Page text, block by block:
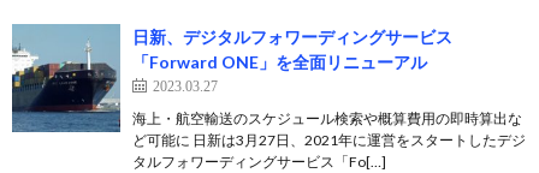
日新、デジタルフォワーディングサービス
「Forward ONE」を全面リニューアル
2023.03.27
海上・航空輸送のスケジュール検索や概算費用の即時算出な
ど可能に 日新は3月27日、2021年に運営をスタートしたデジ
タルフォワーディングサービス「Fo[…]